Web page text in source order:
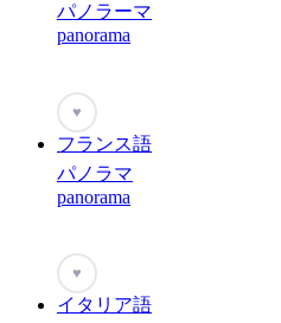
パノラーマ
panorama
♥
フランス語
パノラマ
panorama
♥
イタリア語